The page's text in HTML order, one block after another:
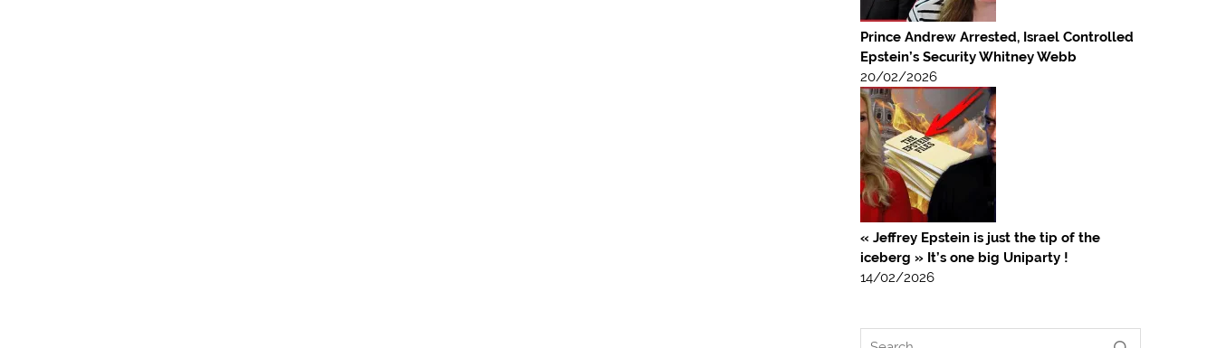
Prince Andrew Arrested, Israel Controlled
Epstein’s Security Whitney Webb
20/02/2026
« Jeffrey Epstein is just the tip of the
iceberg » It’s one big Uniparty !
14/02/2026